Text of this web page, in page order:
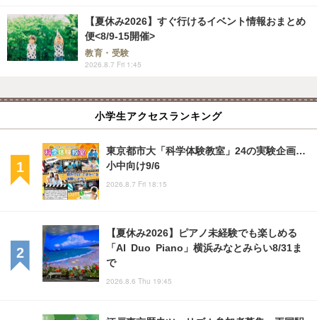
【夏休み2026】すぐ行けるイベント情報おまとめ
便<8/9-15開催>
教育・受験
2026.8.7 Fri 1:45
小学生アクセスランキング
東京都市大「科学体験教室」24の実験企画…
小中向け9/6
2026.8.7 Fri 18:15
【夏休み2026】ピアノ未経験でも楽しめる
「AI Duo Piano」横浜みなとみらい8/31ま
で
2026.8.6 Thu 19:45